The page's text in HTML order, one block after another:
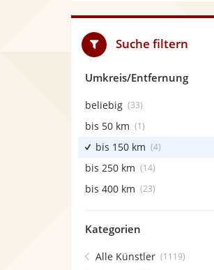
Suche filtern
Umkreis/Entfernung
beliebig (33)
bis 50 km (1)
bis 150 km (4)
bis 250 km (14)
bis 400 km (23)
Kategorien
Alle Künstler (1119)